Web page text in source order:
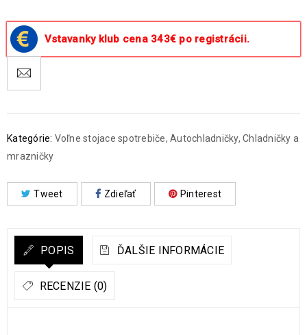
Vstavanky klub cena 343€ po registrácii.
Kategórie: Voľne stojace spotrebiče, Autochladničky, Chladničky a
mrazničky
Tweet Zdieľať Pinterest
POPIS ĎALŠIE INFORMÁCIE
RECENZIE (0)